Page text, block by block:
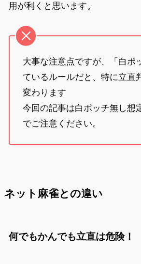
用が利くと思います。
大事な注意点ですが、「白ポ
ているルールだと、特に立直
変わります
今回の記事は白ポッチ無し想
でご注意ください。
ネット麻雀との違い
何でもかんでも立直は危険！